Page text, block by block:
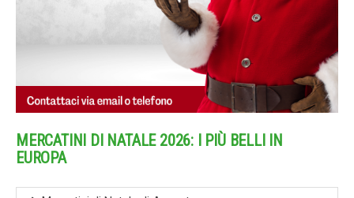
MERCATINI DI NATALE 2026: I PIÙ BELLI IN
EUROPA